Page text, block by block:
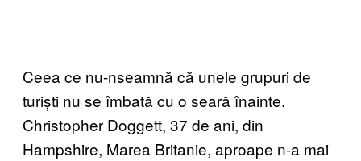
Ceea ce nu-nseamnă că unele grupuri de
turiști nu se îmbată cu o seară înainte.
Christopher Doggett, 37 de ani, din
Hampshire, Marea Britanie, aproape n-a mai